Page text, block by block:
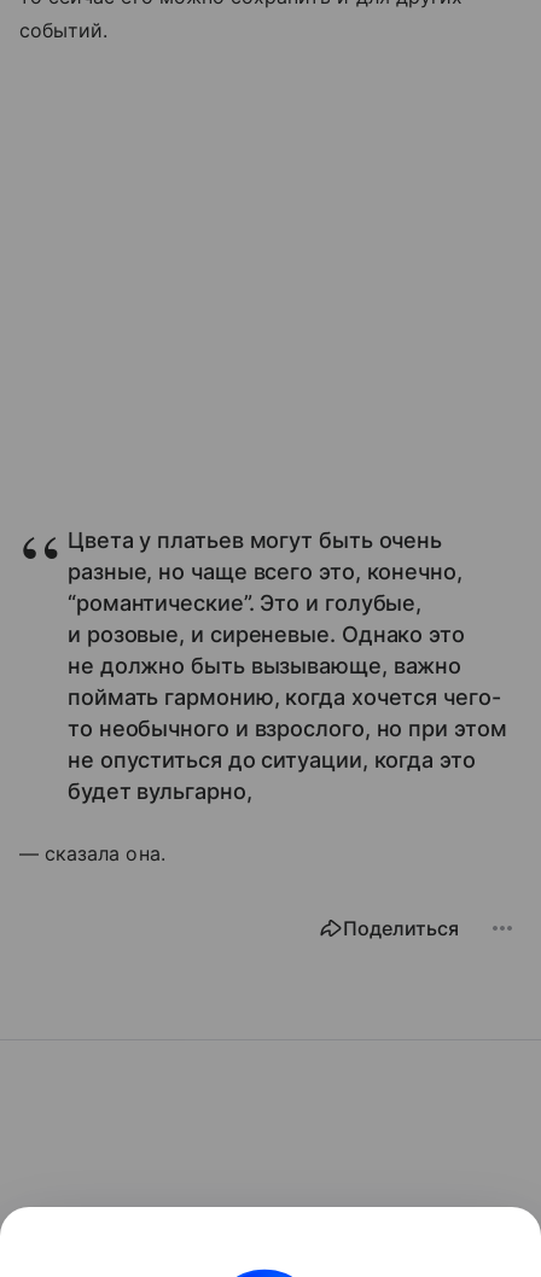
событий.
Цвета у платьев могут быть очень
разные, но чаще всего это, конечно,
“романтические”. Это и голубые,
и розовые, и сиреневые. Однако это
не должно быть вызывающе, важно
поймать гармонию, когда хочется чего-
то необычного и взрослого, но при этом
не опуститься до ситуации, когда это
будет вульгарно,
— сказала она.
Поделиться